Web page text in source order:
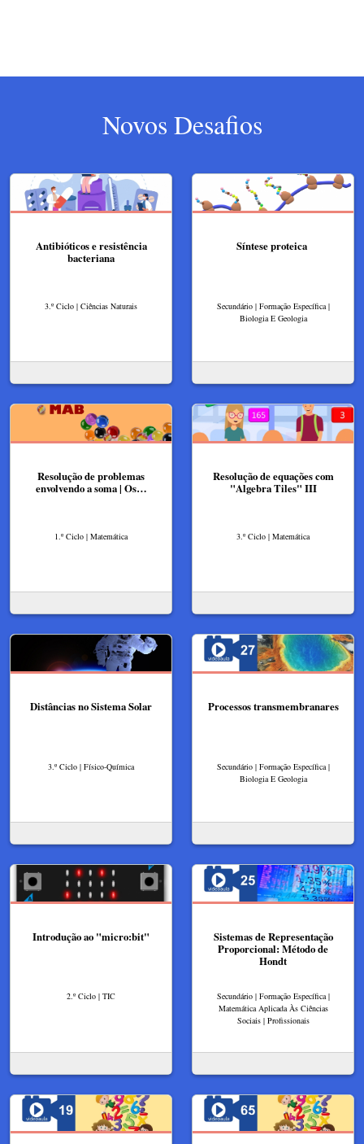
Novos Desafios
Antibióticos e resistência
bacteriana
3.º Ciclo | Ciências Naturais
Síntese proteica
Secundário | Formação Específica |
Biologia E Geologia
Resolução de problemas
envolvendo a soma | Os…
1.º Ciclo | Matemática
Resolução de equações com
"Algebra Tiles" III
3.º Ciclo | Matemática
Distâncias no Sistema Solar
3.º Ciclo | Físico-Química
Processos transmembranares
Secundário | Formação Específica |
Biologia E Geologia
Introdução ao "micro:bit"
2.º Ciclo | TIC
Sistemas de Representação
Proporcional: Método de
Hondt
Secundário | Formação Específica |
Matemática Aplicada Às Ciências
Sociais | Profissionais